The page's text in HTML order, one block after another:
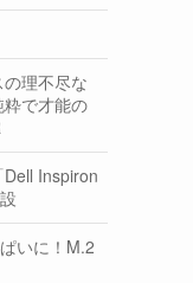
の理不尽な
で才能の
Inspiron
いに！M.2